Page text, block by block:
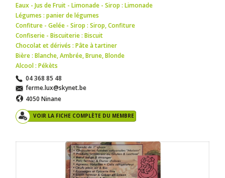
Eaux - Jus de Fruit - Limonade - Sirop : Limonade
Légumes : panier de légumes
Confiture - Gelée - Sirop : Sirop,Confiture
Confiserie - Biscuiterie : Biscuit
Chocolat et dérivés : Pâte à tartiner
Bière : Blanche,Ambrée,Brune,Blonde
Alcool : Pékèts
04 368 85 48
ferme.lux@skynet.be
4050 Ninane
VOIR LA FICHE COMPLÈTE DU MEMBRE